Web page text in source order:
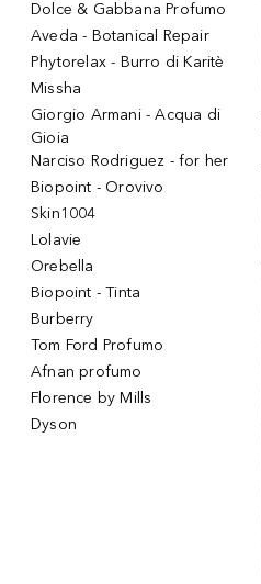
Dolce & Gabbana Profumo
Aveda - Botanical Repair
Phytorelax - Burro di Karitè
Missha
Giorgio Armani - Acqua di
Gioia
Narciso Rodriguez - for her
Biopoint - Orovivo
Skin1004
Lolavie
Orebella
Biopoint - Tinta
Burberry
Tom Ford Profumo
Afnan profumo
Florence by Mills
Dyson